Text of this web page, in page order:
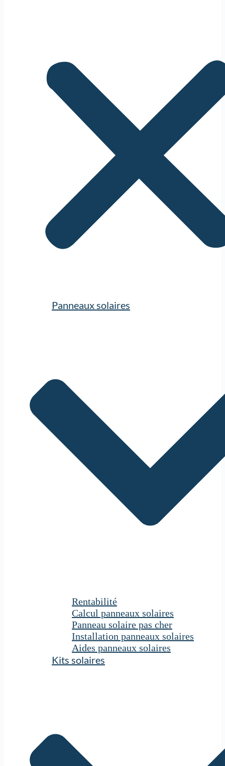
Panneaux solaires
Rentabilité
Calcul panneaux solaires
Panneau solaire pas cher
Installation panneaux solaires
Aides panneaux solaires
Kits solaires